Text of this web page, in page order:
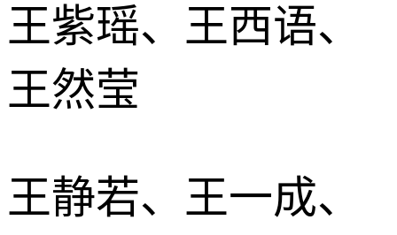
王紫瑶、王西语、
王然莹
王静若、王一成、